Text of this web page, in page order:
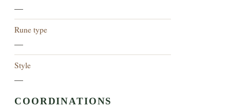
—
Rune type
—
Style
—
COORDINATIONS